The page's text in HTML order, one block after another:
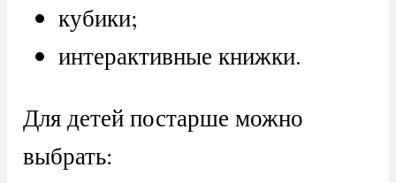
кубики;
интерактивные книжки.
Для детей постарше можно
выбрать: